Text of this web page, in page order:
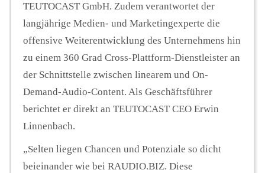
Seminare
Unterstützen
TEUTOCAST GmbH. Zudem verantwortet der
langjährige Medien- und Marketingexperte die
offensive Weiterentwicklung des Unternehmens hin
zu einem 360 Grad Cross-Plattform-Dienstleister an
der Schnittstelle zwischen linearem und On-
Demand-Audio-Content. Als Geschäftsführer
berichtet er direkt an TEUTOCAST CEO Erwin
Linnenbach.
„Selten liegen Chancen und Potenziale so dicht
beieinander wie bei RAUDIO.BIZ. Diese